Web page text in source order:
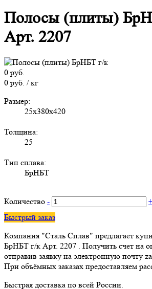
Полосы (плиты)
Арт. 2207
0 руб.
0 руб. / кг
Размер:
25x380x420
Толщина:
25
Тип сплава:
БрНБТ
Количество -
Быстрый заказ
Компания "Сталь Сплав" предлагает
БрНБТ г/к Арт. 2207 . Получить счет на
отправив заявку на электронную почту
При объёмных заказах предоставляем
Быстрая доставка по всей России.